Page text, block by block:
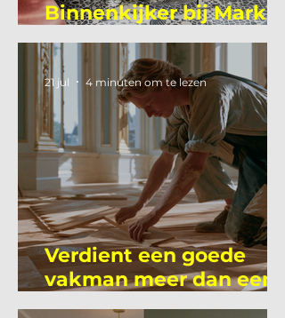
Binnenkijker bij Mark
Mutsaers
Verdient een goede
vakman meer dan een
gemiddelde
21 jul 4 minuten om te lezen